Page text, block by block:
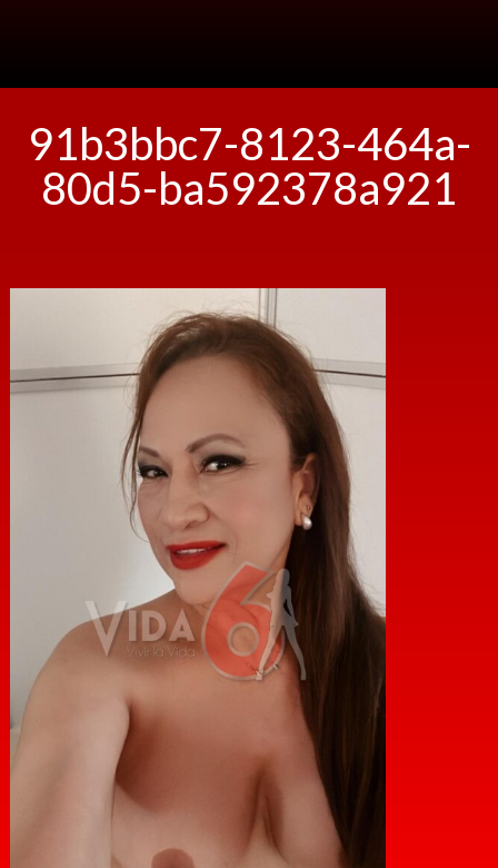
91b3bbc7-8123-464a-
80d5-ba592378a921